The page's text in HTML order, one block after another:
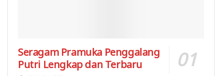
Seragam Pramuka Penggalang
Putri Lengkap dan Terbaru